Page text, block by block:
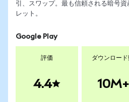
引、スワップ。最も信頼される暗号資
レット。
Google Play
評価
4.4
ダウンロード
10M+